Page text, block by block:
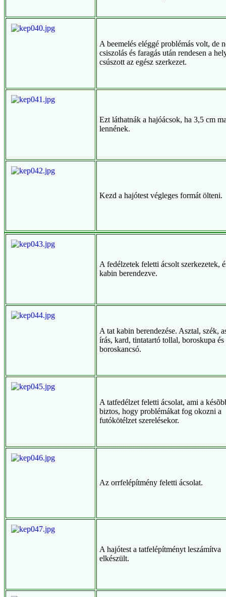
A beemelés eléggé problémás volt, de
csiszolás és faragás után rendesen a
csúszott az egész szerkezet.
Ezt láthatnák a hajóácsok, ha 3,5 cm
lennének.
Kezd a hajótest végleges formát ölteni.
A fedélzetek feletti ácsolt szerkezetek,
kabin berendezve.
A tat kabin berendezése. Asztal, szék,
írás, kard, tintatartó tollal, boroskupa és
boroskancsó.
A tatfedélzet feletti ácsolat, ami a
biztos, hogy problémákat fog okozni a
futókötélzet szerelésekor.
Az orrfelépítmény feletti ácsolat.
A hajótest a tatfelépítményt leszámítva
elkészült.